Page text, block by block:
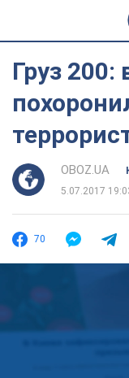
Груз 200:
OBOZ.UA
5.07.2017
70